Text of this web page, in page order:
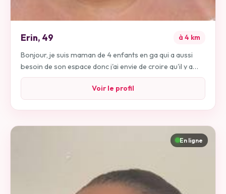
Erin, 49 à 4 km
Bonjour, je suis maman de 4 enfants en ga qui a aussi
besoin de son espace donc j'ai envie de croire qu'il y a
quelqu'un quelque part qui est honnête,qui prendrais le
temps de faire connaissance,non marié c'est important
et pas une relation sex friends sinon passez votre
chemin Messieurs.
Voir le profil
En ligne